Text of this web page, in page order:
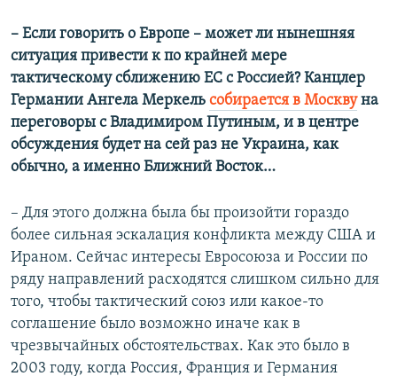
– Если говорить о Европе – может ли нынешняя
ситуация привести к по крайней мере
тактическому сближению ЕС с Россией? Канцлер
Германии Ангела Меркель собирается в Москвуна
переговоры с Владимиром Путиным, и в центре
обсуждения будет на сей раз не Украина, как
обычно, а именно Ближний Восток…
– Для этого должна была бы произойти гораздо
более сильная эскалация конфликта между США и
Ираном. Сейчас интересы Евросоюза и России по
ряду направлений расходятся слишком сильно для
того, чтобы тактический союз или какое-то
соглашение было возможно иначе как в
чрезвычайных обстоятельствах. Как это было в
2003 году, когда Россия, Франция и Германия